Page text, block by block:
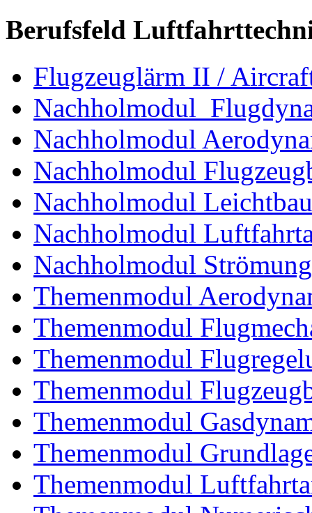
Berufsfeld
Flugzeuglärm II /
Nachholmodul
Nachholmodul
Nachholmodul
Nachholmodul Leichtbau
Nachholmodul
Nachholmodul
Themenmodul
Themenmodul
Themenmodul
Themenmodul
Themenmodul
Themenmodul
Themenmodul